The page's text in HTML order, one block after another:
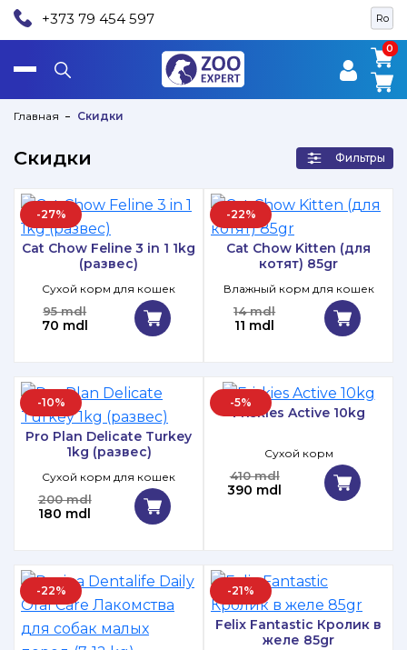
Ro
+373 79 454 597
0
0
Главная Скидки
Скидки Фильтры
-27%
Cat Chow Feline 3 in 1 1kg
(развес)
Сухой корм для кошек
95 mdl
70 mdl
-22%
Cat Chow Kitten (для
котят) 85gr
Влажный корм для кошек
14 mdl
11 mdl
-10%
Pro Plan Delicate Turkey
1kg (развес)
Сухой корм для кошек
200 mdl
180 mdl
-5%
Friskies Active 10kg
Сухой корм
410 mdl
390 mdl
-22% -21%
Felix Fantastic Кролик в
желе 85gr